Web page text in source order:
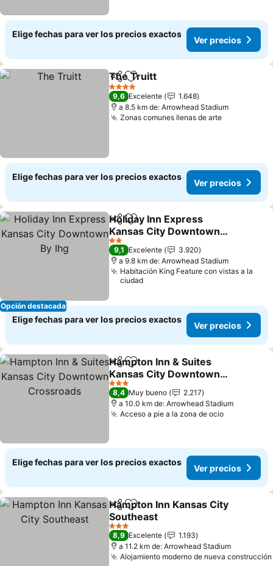
Elige fechas para ver los precios exactos
Ver precios
Compartir
Agregar a favoritos
The Truitt
4 Estrellas
9,6 Excelente
1.648
a 8.5 km de: Arrowhead Stadium
Zonas comunes llenas de arteVer
Elige fechas para ver los precios exactos
Ver precios
Opción destacada
CompartirAgregar a favoritos
Holiday Inn Express
Kansas City Downtown
By Ihg
Ver precios
2 Estrellas
9,1 Excelente
3.920
a 9.8 km de: Arrowhead Stadium
Habitación King Feature con vistas a la
ciudad
Elige fechas para ver los precios exactos
Ver precios
CompartirAgregar a favoritos
Hampton Inn & Suites
Kansas City Downtown
Crossroads
Ver precios
3 Estrellas
8,4 Muy bueno
2.217
a 10.0 km de: Arrowhead Stadium
Acceso a pie a la zona de ocioVer
Elige fechas para ver los precios exactos
Ver precios
CompartirAgregar a favoritos
Hampton Inn Kansas City
Southeast
Ver precios
3 Estrellas
8,9 Excelente
1.193
a 11.2 km de: Arrowhead Stadium
Alojamiento moderno de nueva construcción